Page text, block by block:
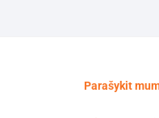
Parašykit